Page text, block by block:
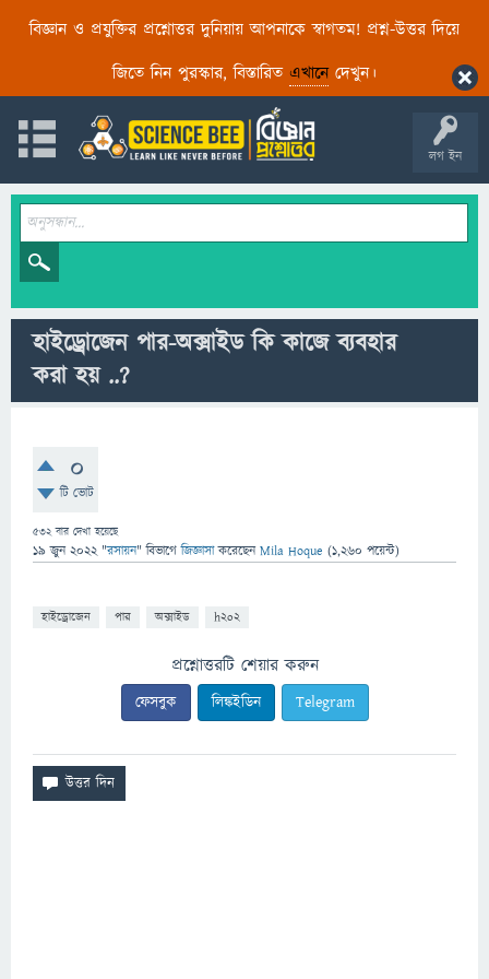
বিজ্ঞান ও প্রযুক্তির প্রশ্নোত্তর দুনিয়ায় আপনাকে স্বাগতম! প্রশ্ন-উত্তর দিয়ে
জিতে নিন পুরস্কার, বিস্তারিত এখানেদেখুন।
লগ ইন
হাইড্রোজেন পার-অক্সাইড কি কাজে ব্যবহার
করা হয় ..?
0
টি ভোট
532বার দেখা হয়েছে
19 জুন 2022 "রসায়ন" বিভাগে জিজ্ঞাসাকরেছেনMila Hoque (1,260 পয়েন্ট)
হাইড্রোজেন পার অক্সাইড h2o2
প্রশ্নোত্তরটি শেয়ার করুন
ফেসবুক লিঙ্কইডিন Telegram